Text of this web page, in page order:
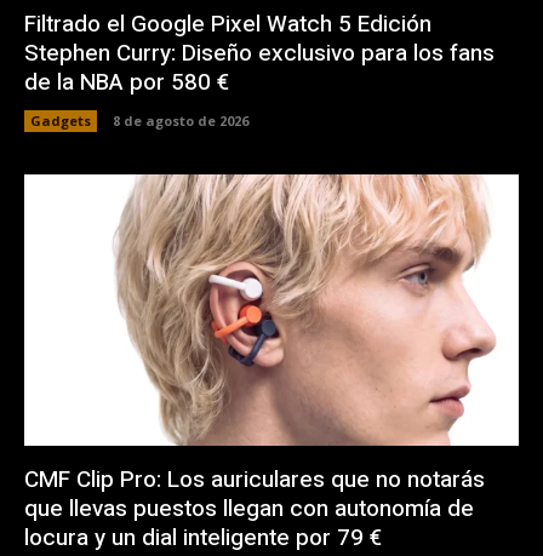
Filtrado el Google Pixel Watch 5 Edición
Stephen Curry: Diseño exclusivo para los fans
de la NBA por 580 €
Gadgets 8 de agosto de 2026
CMF Clip Pro: Los auriculares que no notarás
que llevas puestos llegan con autonomía de
locura y un dial inteligente por 79 €